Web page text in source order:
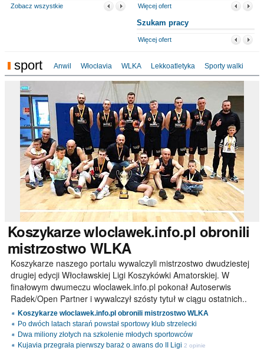
Zobacz wszystkie Więcej ofert
Szukam pracy
Więcej ofert
sport Anwil Włocłavia WLKA Lekkoatletyka Sporty walki
Koszykarzewloclawek.info.pl obronili
mistrzostwo WLKA
Koszykarze naszego portalu wywalczyli mistrzostwo dwudziestej
drugiej edycji Włocławskiej Ligi Koszykówki Amatorskiej. W
finałowym dwumeczu wloclawek.info.pl pokonał Autoserwis
Radek/Open Partner i wywalczył szósty tytuł w ciągu ostatnich..
Koszykarze wloclawek.info.pl obronili mistrzostwo WLKA
Po dwóch latach starań powstał sportowy klub strzelecki
Dwa miliony złotych na szkolenie młodych sportowców
Kujavia przegrała pierwszy baraż o awans do II Ligi 2 opinie